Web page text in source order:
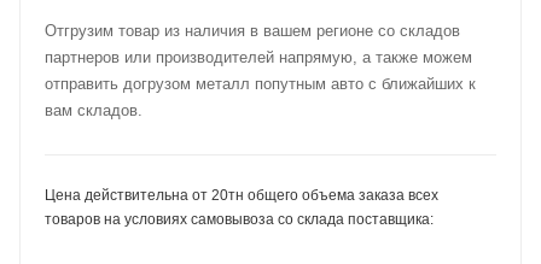
Отгрузим товар из наличия в вашем регионе со складов
партнеров или производителей напрямую, а также можем
отправить догрузом металл попутным авто с ближайших к
вам складов.
Цена действительна от 20тн общего объема заказа всех
товаров на условиях самовывоза со склада поставщика: